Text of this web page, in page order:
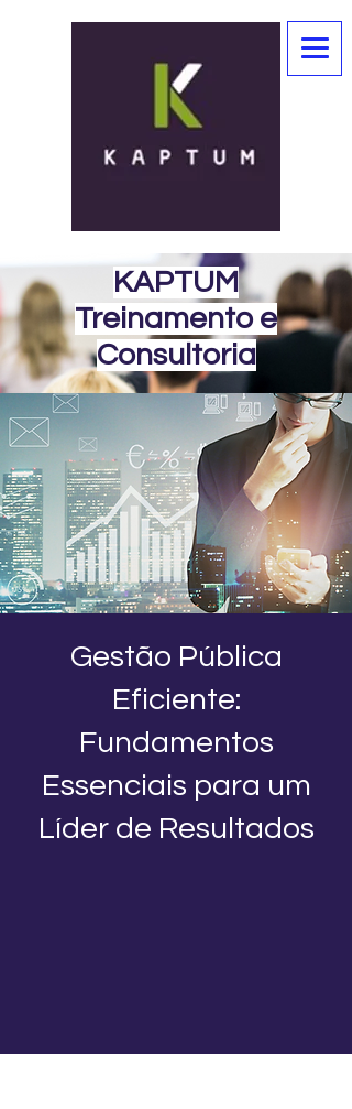
KAPTUM
Treinamento e
Consultoria
Gestão Pública
Eficiente:
Fundamentos
Essenciais para um
Líder de Resultados